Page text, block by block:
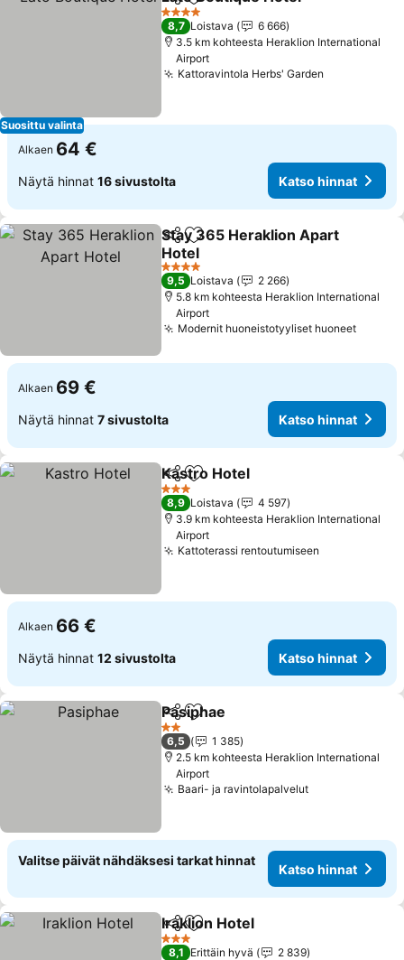
Suosittu valinta
Jaa Lisää suosikkeihin
4 Tähtiluokitus
8,7 Loistava
6 666
3.5 km kohteesta Heraklion International
Airport
Kattoravintola Herbs' Garden
Alkaen 64 €
Näytä hinnat 16 sivustolta Katso hinnat
Jaa Lisää suosikkeihin
Stay 365 Heraklion Apart
Hotel
4 Tähtiluokitus
9,5 Loistava
2 266
5.8 km kohteesta Heraklion International
Airport
Modernit huoneistotyyliset huoneet
Alkaen 69 €
Näytä hinnat 7 sivustolta Katso hinnat
Jaa Lisää suosikkeihin
Kastro Hotel
3 Tähtiluokitus
8,9 Loistava
4 597
3.9 km kohteesta Heraklion International
Airport
Kattoterassi rentoutumiseen
Alkaen 66 €
Näytä hinnat 12 sivustolta Katso hinnat
Jaa Lisää suosikkeihin
Pasiphae
2 Tähtiluokitus
6,5
1 385
2.5 km kohteesta Heraklion International
Airport
Baari- ja ravintolapalvelut
Valitse päivät nähdäksesi tarkat hinnat
Katso hinnat
Jaa Lisää suosikkeihin
Iraklion Hotel
3 Tähtiluokitus
8,1 Erittäin hyvä
2 839